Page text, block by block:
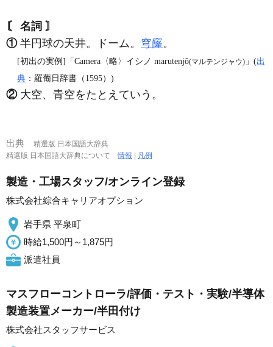
〘 名詞 〙
①半円球の天井。ドーム。 穹窿。
[初出の実例]「Camera〈略〉イシノ marutenjǒ(マルテンジャウ) 」(出
典 ：羅葡日辞書（1595）)
②大空、青空をたとえていう。
出典
精選版 日本国語大辞典
精選版 日本国語大辞典について情報 凡例
製造・工場スタッフ/オンライン登録
株式会社綜合キャリアオプション
岩手県 平泉町
時給1,500円～1,875円
派遣社員
マスフローコントローラ/評価・テスト・実験/半導体
製造装置メーカー/半田付け
株式会社スタッフサービス